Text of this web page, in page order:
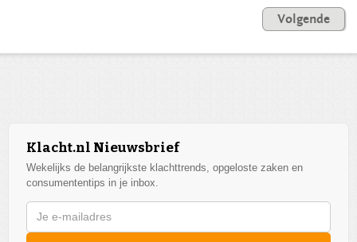
Volgende
Klacht.nl Nieuwsbrief
Wekelijks de belangrijkste klachttrends, opgeloste zaken en
consumententips in je inbox.